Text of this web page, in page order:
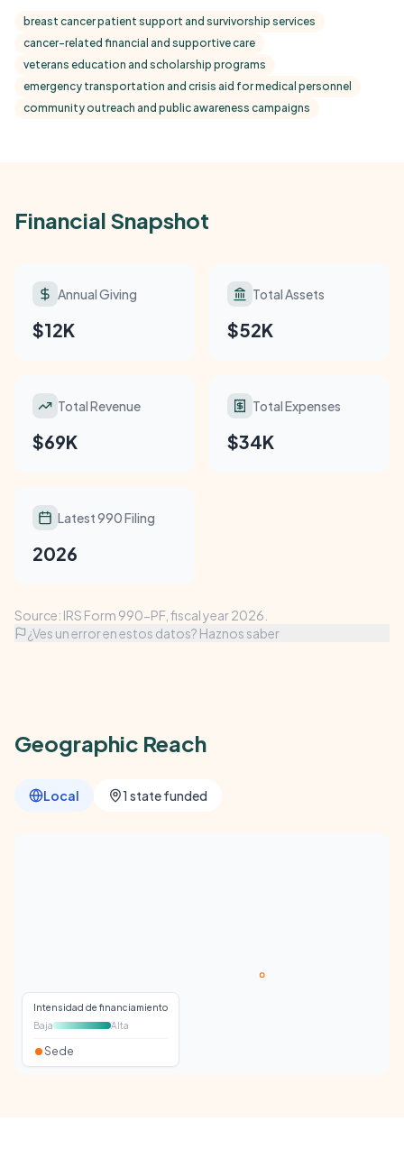
breast cancer patient support and survivorship services
cancer-related financial and supportive care
veterans education and scholarship programs
emergency transportation and crisis aid for medical personnel
community outreach and public awareness campaigns
Financial Snapshot
Annual Giving
$12K
Total Assets
$52K
Total Revenue
$69K
Total Expenses
$34K
Latest 990 Filing
2026
Source: IRS Form 990-PF, fiscal year 2026.
¿Ves un error en estos datos? Haznos saber
Geographic Reach
Local 1 state funded
Intensidad de financiamiento
Baja
Alta
Sede